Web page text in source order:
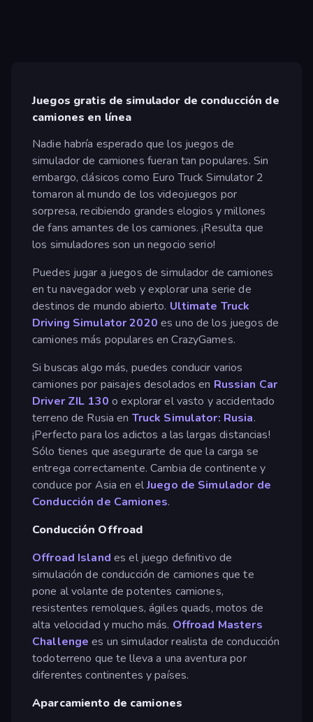
Juegos gratis de simulador de conducción de
camiones en línea
Nadie habría esperado que los juegos de
simulador de camiones fueran tan populares. Sin
embargo, clásicos como Euro Truck Simulator 2
tomaron al mundo de los videojuegos por
sorpresa, recibiendo grandes elogios y millones
de fans amantes de los camiones. ¡Resulta que
los simuladores son un negocio serio!
Puedes jugar a juegos de simulador de camiones
en tu navegador web y explorar una serie de
destinos de mundo abierto. Ultimate Truck
Driving Simulator 2020 es uno de los juegos de
camiones más populares en CrazyGames.
Si buscas algo más, puedes conducir varios
camiones por paisajes desolados en Russian Car
Driver ZIL 130 o explorar el vasto y accidentado
terreno de Rusia en Truck Simulator: Rusia.
¡Perfecto para los adictos a las largas distancias!
Sólo tienes que asegurarte de que la carga se
entrega correctamente. Cambia de continente y
conduce por Asia en elJuego de Simulador de
Conducción de Camiones.
Conducción Offroad
Offroad Island es el juego definitivo de
simulación de conducción de camiones que te
pone al volante de potentes camiones,
resistentes remolques, ágiles quads, motos de
alta velocidad y mucho más. Offroad Masters
Challengees un simulador realista de conducción
todoterreno que te lleva a una aventura por
diferentes continentes y países.
Aparcamiento de camiones